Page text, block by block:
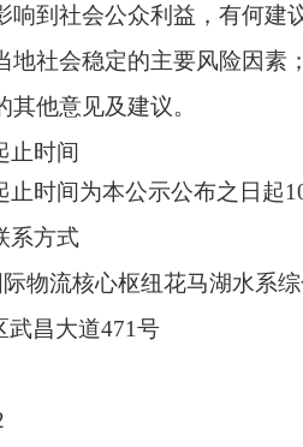
响到社会公众利益，有何建
地社会稳定的主要风险因素；
其他意见及建议。
止时间
时间为本公示公布之日起
系方式
物流核心枢纽花马湖水系
武昌大道471号